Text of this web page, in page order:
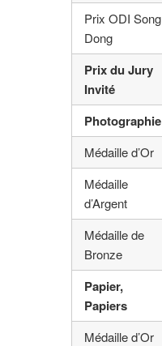
Prix ODI Song
Dong
Prix du Jury
Invité
Photographie
Médaille d’Or
Médaille
d’Argent
Médaille de
Bronze
Papier,
Papiers
Médaille d’Or